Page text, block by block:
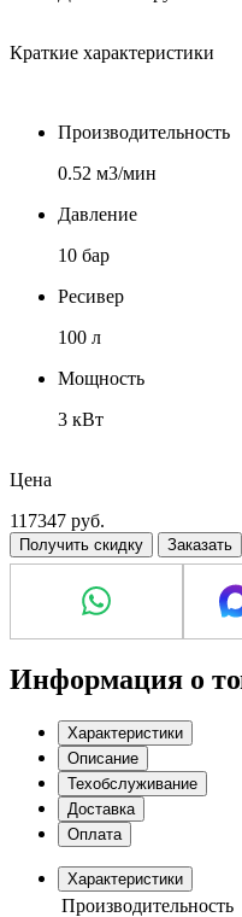
Краткие характеристики
Производительность
0.52 м3/мин
Давление
10 бар
Ресивер
100 л
Мощность
3 кВт
Цена
117347 руб.
Получить скидку Заказать
Информация о
Характеристики
Описание
Техобслуживание
Доставка
Оплата
Характеристики
Производительность